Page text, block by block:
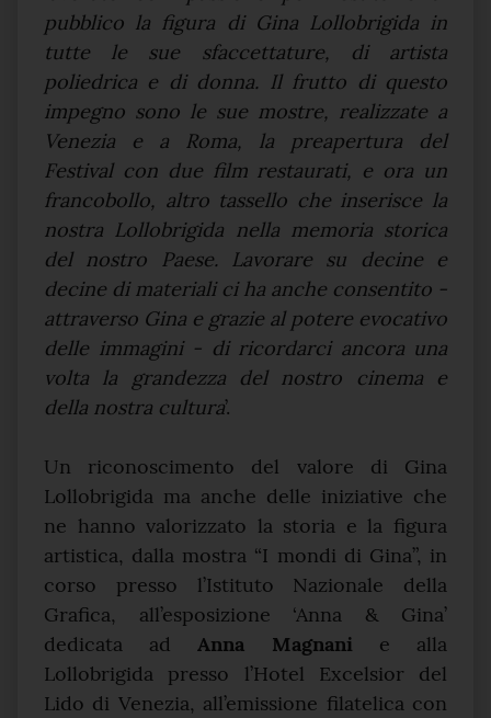
pubblico la figura di Gina Lollobrigida in
tutte le sue sfaccettature, di artista
poliedrica e di donna. Il frutto di questo
impegno sono le sue mostre, realizzate a
Venezia e a Roma, la preapertura del
Festival con due film restaurati, e ora un
francobollo, altro tassello che inserisce la
nostra Lollobrigida nella memoria storica
del nostro Paese. Lavorare su decine e
decine di materiali ci ha anche consentito -
attraverso Gina e grazie al potere evocativo
delle immagini - di ricordarci ancora una
volta la grandezza del nostro cinema e
della nostra cultura’.
Un riconoscimento del valore di Gina
Lollobrigida ma anche delle iniziative che
ne hanno valorizzato la storia e la figura
artistica, dalla mostra “I mondi di Gina”, in
corso presso l’Istituto Nazionale della
Grafica, all’esposizione ‘Anna & Gina’
dedicata ad Anna Magnani e alla
Lollobrigida presso l’Hotel Excelsior del
Lido di Venezia, all’emissione filatelica con